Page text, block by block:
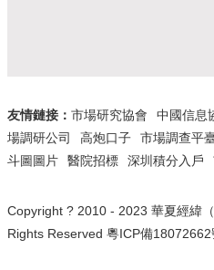
友情鏈接： 市場研究協會 中國信息
場調研公司
高炮口子 市場調查平
斗圖圖片
醫院招標 深圳積分入戶
Copyright ? 2010 - 2023 華夏經緯
Rights Reserved 粵ICP備18072662